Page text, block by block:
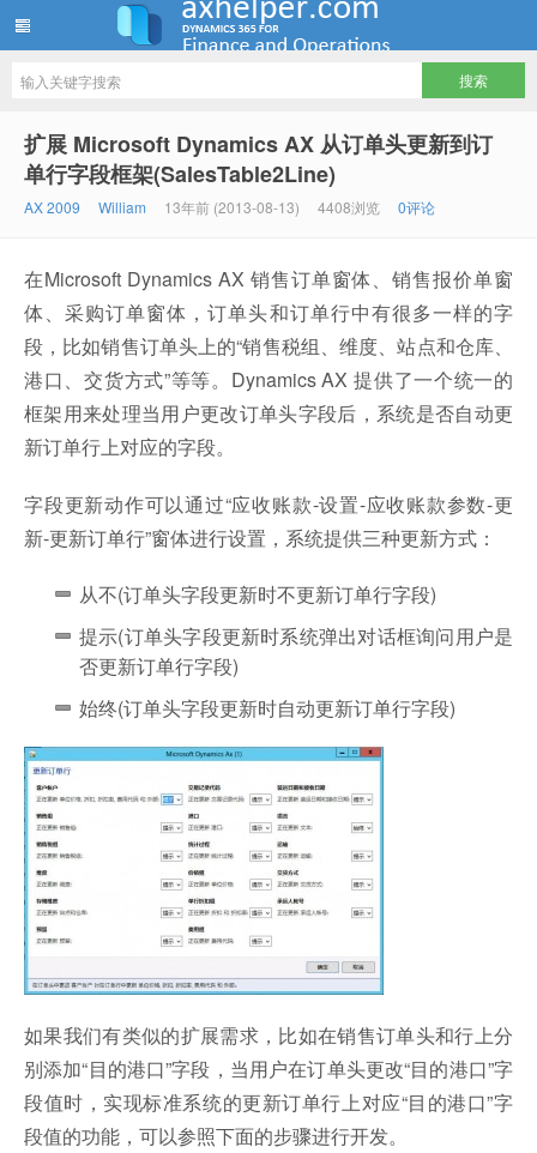
扩展 Microsoft Dynamics AX 从订单头更新到订
单行字段框架(SalesTable2Line)
AX 2009 William 13年前 (2013-08-13) 4408浏览 0评论
在Microsoft Dynamics AX 销售订单窗体、销售报价单窗
体、采购订单窗体，订单头和订单行中有很多一样的字
段，比如销售订单头上的“销售税组、维度、站点和仓库、
港口、交货方式”等等。Dynamics AX 提供了一个统一的
框架用来处理当用户更改订单头字段后，系统是否自动更
新订单行上对应的字段。
字段更新动作可以通过“应收账款-设置-应收账款参数-更
新-更新订单行”窗体进行设置，系统提供三种更新方式：
从不(订单头字段更新时不更新订单行字段)
提示(订单头字段更新时系统弹出对话框询问用户是
否更新订单行字段)
始终(订单头字段更新时自动更新订单行字段)
如果我们有类似的扩展需求，比如在销售订单头和行上分
别添加“目的港口”字段，当用户在订单头更改“目的港口”字
段值时，实现标准系统的更新订单行上对应“目的港口”字
段值的功能，可以参照下面的步骤进行开发。